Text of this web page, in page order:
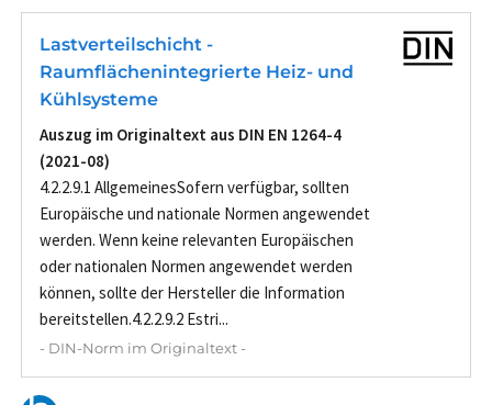
Lastverteilschicht -
Raumflächenintegrierte Heiz- und
Kühlsysteme
Auszug im Originaltext aus DIN EN 1264-4
(2021-08)
4.2.2.9.1 AllgemeinesSofern verfügbar, sollten
Europäische und nationale Normen angewendet
werden. Wenn keine relevanten Europäischen
oder nationalen Normen angewendet werden
können, sollte der Hersteller die Information
bereitstellen.4.2.2.9.2 Estri...
- DIN-Norm im Originaltext -